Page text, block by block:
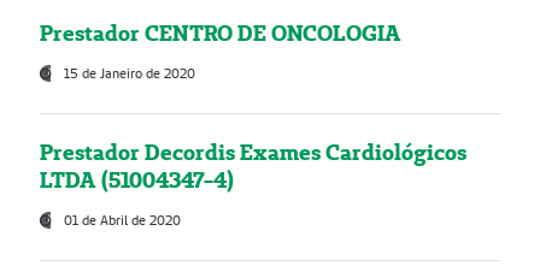
Prestador CENTRO DE ONCOLOGIA
15 de Janeiro de 2020
Prestador Decordis Exames Cardiológicos
LTDA (51004347-4)
01 de Abril de 2020